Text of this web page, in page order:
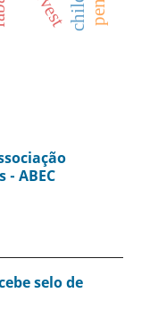
ABEC
selo de